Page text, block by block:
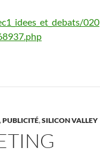
020
,PUBLICITÉ,SILICON VALLEY